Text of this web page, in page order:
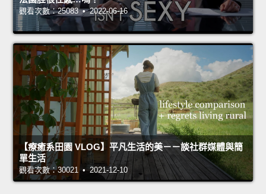
觀看次數：25083 • 2022-06-16
【療癒系田園 VLOG】平凡生活的美－－談社群媒體與簡
單生活
觀看次數：30021 • 2021-12-10